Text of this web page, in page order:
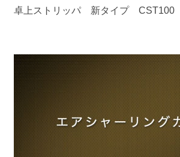
卓上ストリッパ 新タイプ CST100